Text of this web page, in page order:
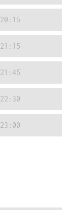
20:15
21:15
21:45
22:30
23:00